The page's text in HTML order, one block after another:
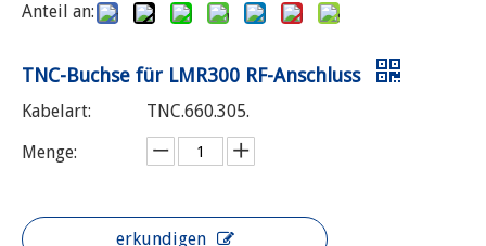
Anteil an:
TNC-Buchse für LMR300 RF-Anschluss
Kabelart:
TNC.660.305.
Menge:
erkundigen